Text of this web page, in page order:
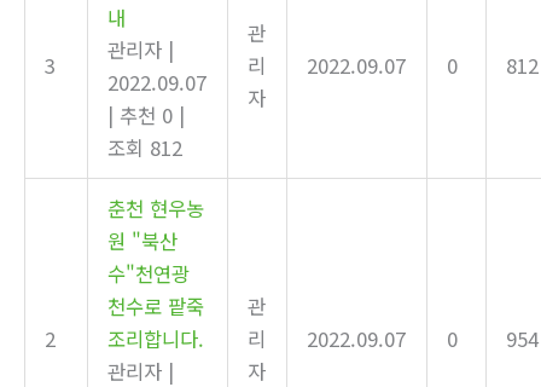
3
내
관리자 |
2022.09.07
| 추천 0 |
조회 812
관
리
자
2022.09.07 0 812
2
춘천 현우농
원 "북산
수"천연광
천수로 팥죽
조리합니다.
관리자 |
관
리
자
2022.09.07 0 954